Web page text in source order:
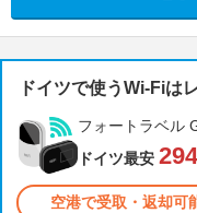
ドイツで使うWi-Fiは
フォートラベル
ドイツ最安
空港で受取・返却可